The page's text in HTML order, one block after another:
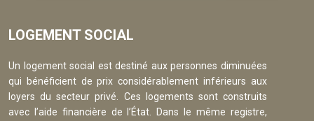
LOGEMENT SOCIAL
Un logement social est destiné aux personnes diminuées
qui bénéficient de prix considérablement inférieurs aux
loyers du secteur privé. Ces logements sont construits
avec l’aide financière de l’État. Dans le même registre,